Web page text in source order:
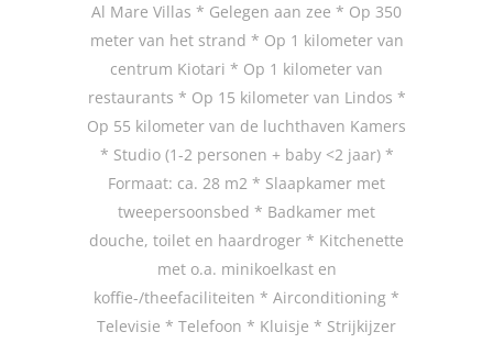
Al Mare Villas * Gelegen aan zee * Op 350
meter van het strand * Op 1 kilometer van
centrum Kiotari * Op 1 kilometer van
restaurants * Op 15 kilometer van Lindos *
Op 55 kilometer van de luchthaven Kamers
* Studio (1-2 personen + baby <2 jaar) *
Formaat: ca. 28 m2 * Slaapkamer met
tweepersoonsbed * Badkamer met
douche, toilet en haardroger * Kitchenette
met o.a. minikoelkast en
koffie-/theefaciliteiten * Airconditioning *
Televisie * Telefoon * Kluisje * Strijkijzer